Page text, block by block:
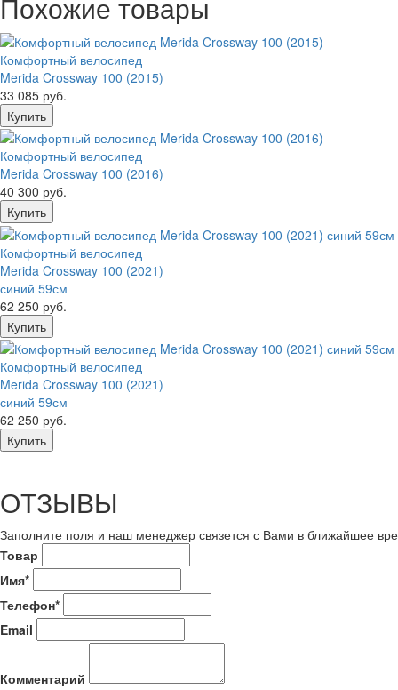
Комфортный велосипед
Merida Crossway 100 (2015)
33 085 руб.
Комфортный велосипед
Merida Crossway 100 (2016)
40 300 руб.
Комфортный велосипед
Merida Crossway 100 (2021)
синий 59см
62 250 руб.
Комфортный велосипед
Merida Crossway 100 (2021)
синий 59см
62 250 руб.
ОТЗЫВЫ
Заполните поля и наш менеджер связется с Вами в ближайшее
Товар
Имя*
Телефон*
Email
Комментарий